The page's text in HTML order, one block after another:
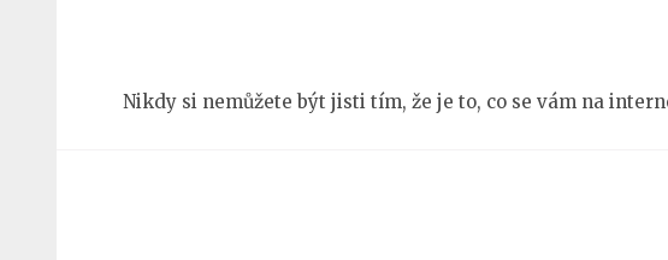
Nikdy si nemůžete být jisti tím, že je to, co se vám na